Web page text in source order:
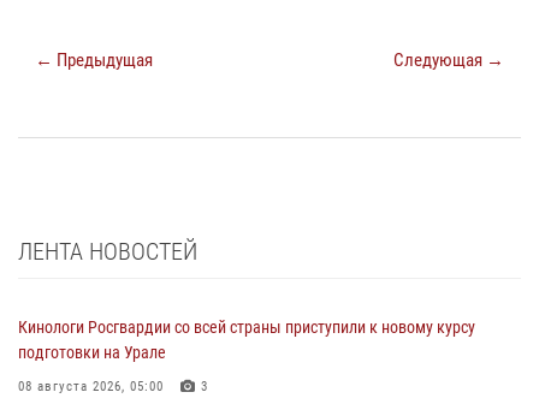
← Предыдущая Следующая →
ЛЕНТА НОВОСТЕЙ
Кинологи Росгвардии со всей страны приступили к новому курсу
подготовки на Урале
08 августа 2026, 05:00 3